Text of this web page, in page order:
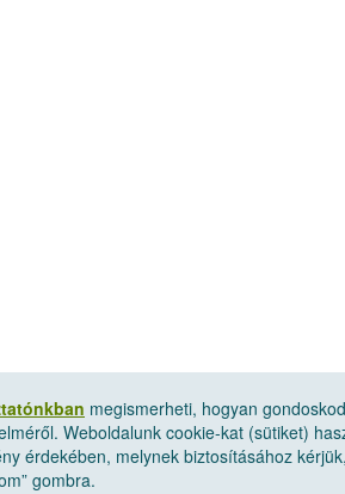
megismerheti, hogyan
Weboldalunk cookie-kat (sütiket)
érdekében, melynek biztosításához
gombra.